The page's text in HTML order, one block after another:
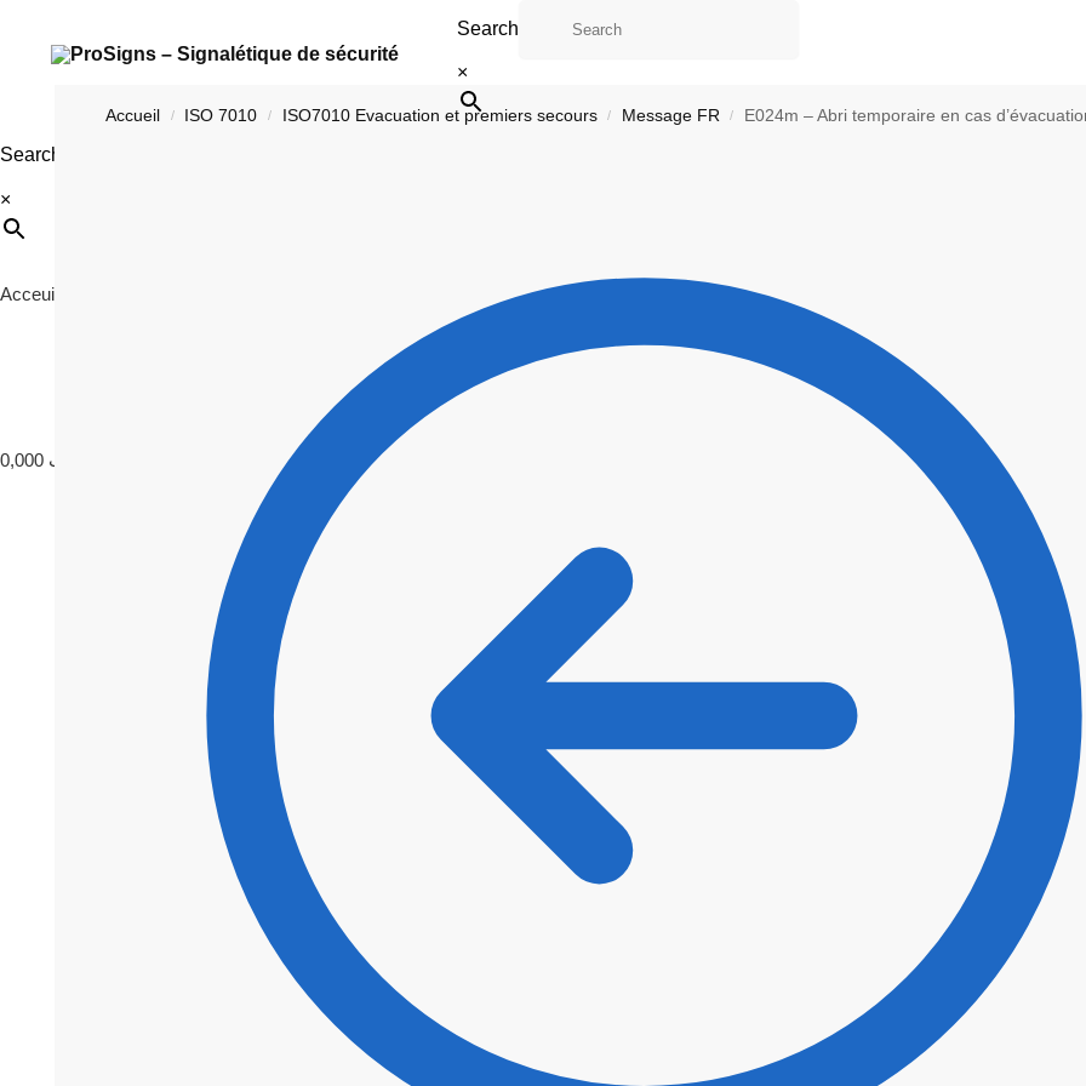
Search
×
Search
×
Acceuil Contact
0,000 د.ت
Accueil / ISO 7010 / ISO7010 Evacuation et premiers secours / Message FR / E024m – Abri temporaire en cas